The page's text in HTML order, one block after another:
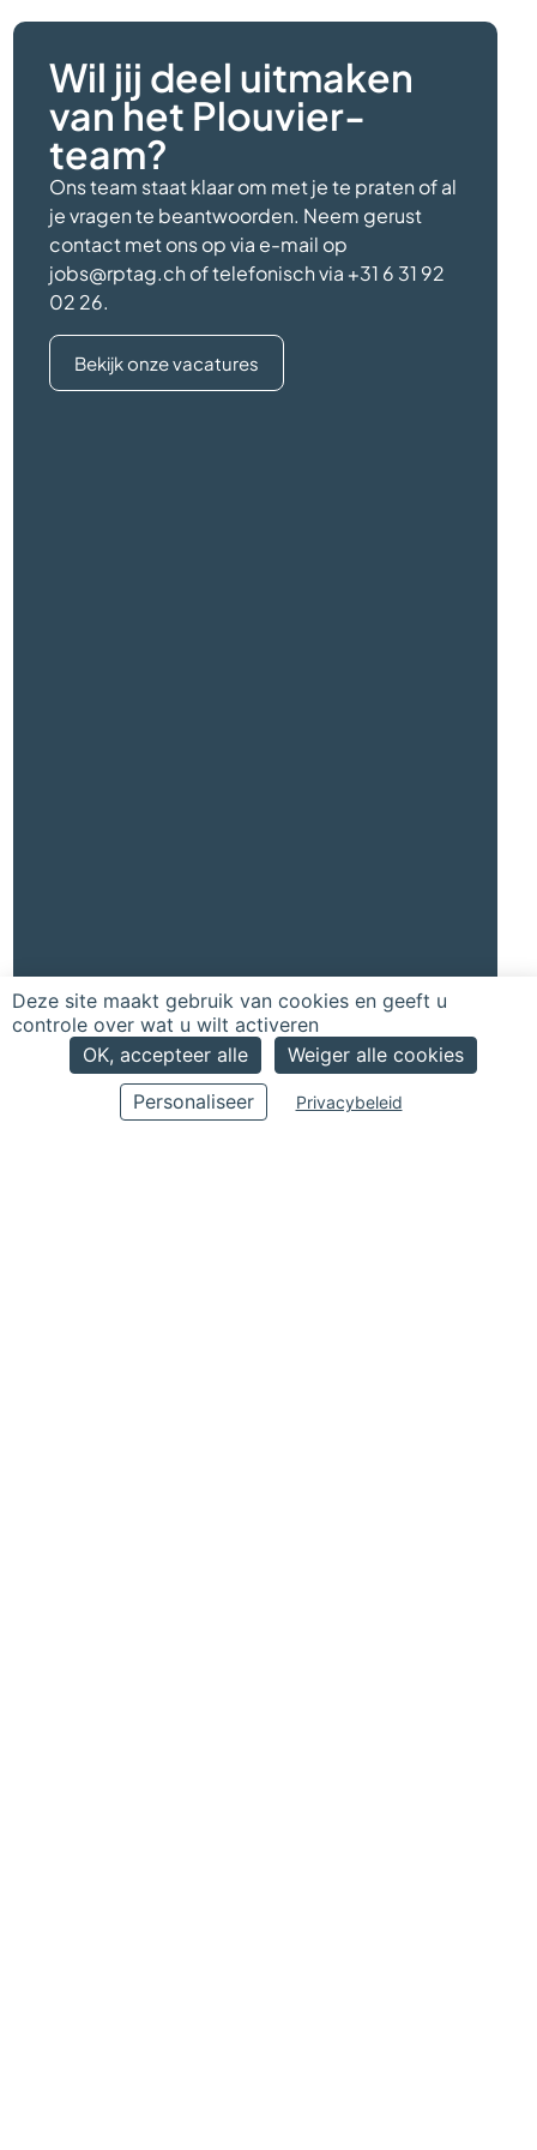
Wil jij deel uitmaken
van het Plouvier-
team?
Ons team staat klaar om met je te praten of al
je vragen te beantwoorden. Neem gerust
contact met ons op via e-mail op
jobs@rptag.ch of telefonisch via +31 6 31 92
02 26.
Bekijk onze vacatures
Deze site maakt gebruik van cookies en geeft u
controle over wat u wilt activeren
OK, accepteer alle
Weiger alle cookies
Personaliseer
Privacybeleid